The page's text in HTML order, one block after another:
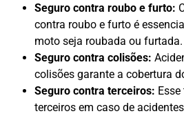
Seguro contra roubo e furto:
contra roubo e furto é
moto seja roubada ou furtada.
Seguro contra colisões:
colisões garante a cobertura
Seguro contra terceiros:
terceiros em caso de